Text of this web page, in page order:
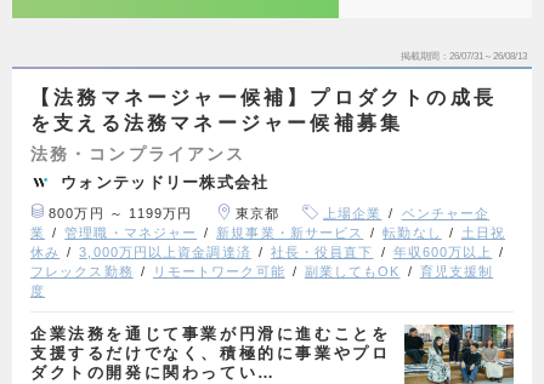
掲載期間 26/07/31～26/08/13
【法務マネージャー候補】プロダクトの成長
を支える法務マネージャー候補募集
法務・コンプライアンス
ウォンテッドリー株式会社
800万円 ～ 1199万円 東京都 上場企業
ベンチャー企
業
管理職・マネジャー 新規事業・新サービス 転勤なし
土日祝
休み
3,000万円以上資金調達済 社長・役員直下
年収600万以上
フレックス勤務
リモートワーク可能 副業してもOK
育児支援制
度
企業法務を通じて事業が円滑に進むことを
支援するだけでなく、積極的に事業やプロ
ダクトの開発に関わってい…